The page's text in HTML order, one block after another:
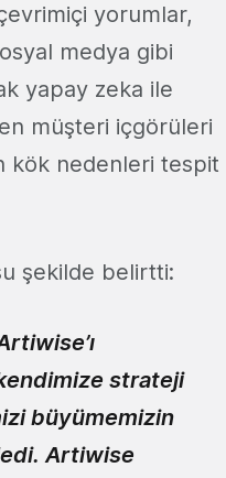
yorumlar,
medya gibi
yapay zeka ile
müşteri içgörüleri
kök nedenleri tespit
şekilde belirtti:
strateji
büyümemizin
Artiwise